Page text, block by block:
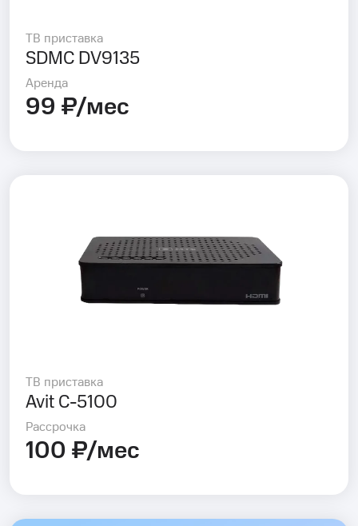
ТВ приставка
SDMC DV9135
Аренда
99 ₽/мес
ТВ приставка
Avit C-5100
Рассрочка
100 ₽/мес